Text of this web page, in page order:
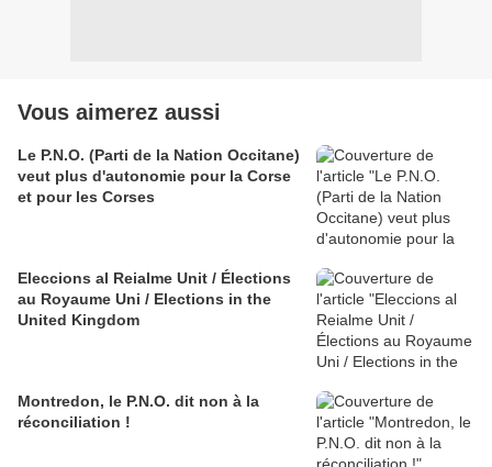
Vous aimerez aussi
Le P.N.O. (Parti de la Nation Occitane)
veut plus d'autonomie pour la Corse
et pour les Corses
Eleccions al Reialme Unit / Élections
au Royaume Uni / Elections in the
United Kingdom
Montredon, le P.N.O. dit non à la
réconciliation !